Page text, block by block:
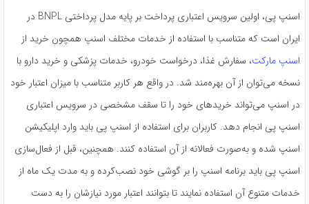
اسنپ‌ پی، اولین سرویس اعتباری پرداخت بر پایه مدل پرداختی BNPL در
ایران است که متناسب با استفاده از خدمات مختلف اسنپ همچون خرید از
اسنپ مارکت، سفارش غذا، درخواست خودرو، خدمات پزشکی و خرید دارو با
نسخه می‌توان از آن بهره‌مند شد. در واقع هر کاربر متناسب با میزان اعتبار خود
در اسنپ می‌تواند خریدهای خود را تا سقف مشخصی در سرویس اعتباری
اسنپ پی انجام دهد. کاربران برای استفاده از اسنپ پی باید وارد اپلیکیشن
اسنپ شده و به‌صورت فعالانه از آن استفاده کنند. همچنین، قبل از فعال‌سازی
اسنپ پی باید برنامه اسنپ را بر گوشی خود نصب‌کرده و به مدت یک ماه از
خدمات متنوع آن استفاده نمایند تا بتوانند اعتبار مورد نیازشان را به دست